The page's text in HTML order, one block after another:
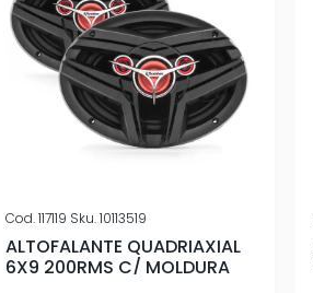
Cod.117119 Sku.10113519
ALTOFALANTE QUADRIAXIAL
6X9 200RMS C/ MOLDURA